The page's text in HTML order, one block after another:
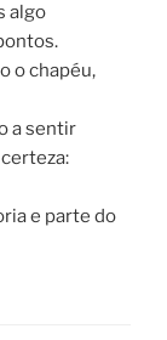
algo
o chapéu,
a sentir
e parte do